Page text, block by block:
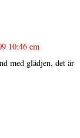
10:46 em
med glädjen, det är